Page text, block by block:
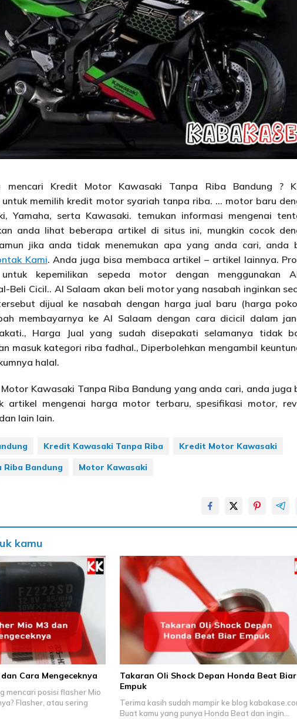
mencari Kredit Motor Kawasaki Tanpa Riba Bandung ?
untuk memilih kredit motor syariah tanpa riba. … motor baru
Yamaha, serta Kawasaki. temukan informasi mengenai
anda lihat beberapa artikel di situs ini, mungkin cocok
jika anda tidak menemukan apa yang anda cari, anda
Kami. Anda juga bisa membaca artikel – artikel lainnya.
kepemilikan sepeda motor dengan menggunakan
Beli Cicil.. Al Salaam akan beli motor yang nasabah inginkan
dijual ke nasabah dengan harga jual baru (harga
membayarnya ke Al Salaam dengan cara dicicil dalam
Harga Jual yang sudah disepakati selamanya tidak
masuk kategori riba fadhal., Diperbolehkan mengambil
halal.
Kawasaki Tanpa Riba Bandung yang anda cari, anda juga
artikel mengenai harga motor terbaru, spesifikasi motor,
lain lain.
Kredit Kawasaki Tanpa Riba
Kredit Motor Kawasaki
Bandung
Motor Kawasaki
kamu
Cara Mengeceknya
mencari posisi flasher Mio
Flasher, atau sering
Takaran Oli Shock Depan Honda Beat Biar
Empuk
Terima kasih sudah mampir ke blog
Buat kamu yang punya Honda Beat dan ingin…